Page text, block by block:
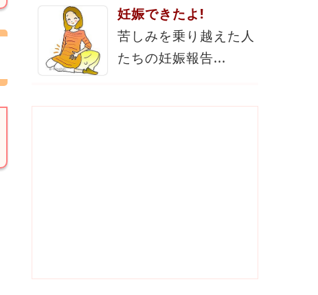
妊娠できたよ!
苦しみを乗り越えた人
たちの妊娠報告...